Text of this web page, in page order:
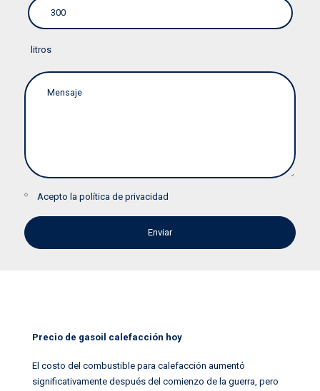
litros
Acepto la política de privacidad
Precio de gasoil calefacción hoy
El costo del combustible para calefacción aumentó
significativamente después del comienzo de la guerra, pero